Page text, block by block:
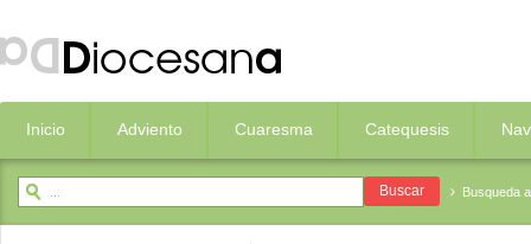
Inicio Adviento Cuaresma Catequesis
Busqueda